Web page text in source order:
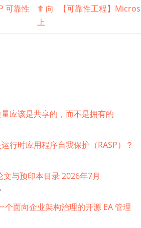
可靠性
⤊ 向
上
【可靠性工程】
量应该是共享的，而不是拥有的
行时应用程序自我保护（RASP）？
与预印本目录 2026年7月
个面向企业架构治理的开源 EA 管理